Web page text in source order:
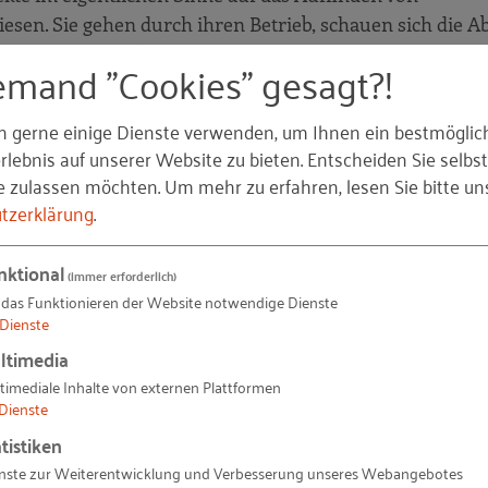
Sie gehen durch ihren Betrieb, schauen sich die
und erarbeiten eine erste Idee. Von den vier
Angebote, Prozesse, Erlösmodelle) geleitet, erhalten
die Ehre zu geben, wenn ich mich hätte auf
für die Kanäle entschieden. Der Gedanke dahinter:
so groß, dass hieran kein Weg vorbeiführen würde.
Instagram, Facebook & Co. werde machen können.
aus der Region Halberstadt dem Postulat
besucht. Drei Projektteams warteten mit ersten
die jedoch jetzt schon belegen, dass wir uns bisweilen
zu weit führen.
zu tun und fußen auf dafür nötigen
"Cookies" gesagt?!
gerne einige Dienste verwenden, um Ihnen ein
auf unserer Website zu bieten. Entscheiden Sie
zulassen möchten.Um mehr zu erfahren, lesen Sie bitte
.
(immer erforderlich)
Funktionieren der Website notwendige Dienste
Dienste
Inhalte von externen Plattformen
Dienste
zur Weiterentwicklung und Verbesserung unseres Webangebotes